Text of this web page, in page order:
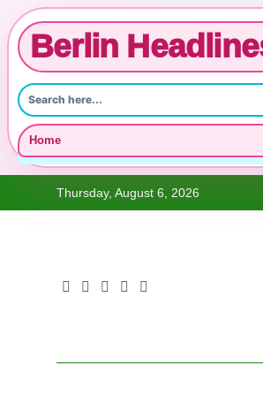
Berlin
Home
Thursday, August 6, 2026